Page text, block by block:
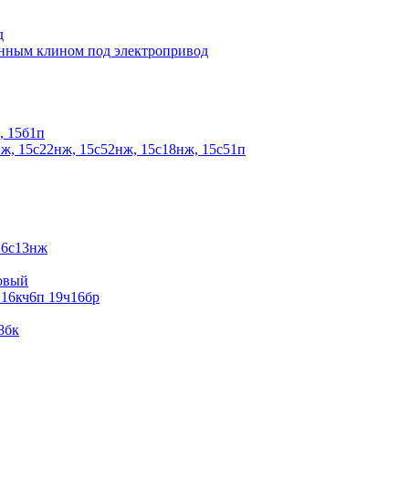
клином под электропривод
15б1п
15с22нж, 15с52нж, 15с18нж, 15с51п
19ч16бр